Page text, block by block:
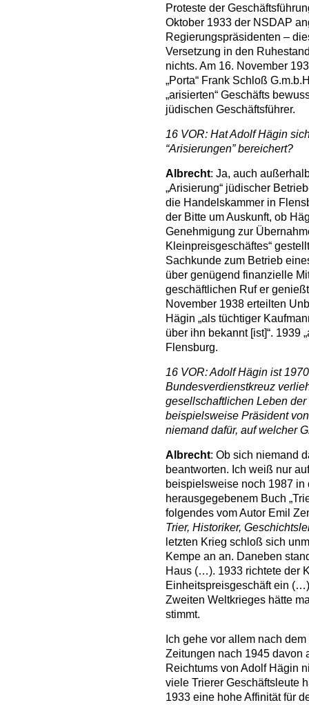
Proteste der
Oktober 1933 der NSDAP
Regierungspräsidenten –
Versetzung in den
nichts. Am 16. November
„Porta“ Frank Schloß
„arisierten“ Geschäfts
jüdischen Geschäftsführer.
16 VOR: Hat Adolf Hägin
“Arisierungen” bereichert?
Albrecht: Ja, auch
„Arisierung“ jüdischer
die Handelskammer in
der Bitte um Auskunft, ob
Genehmigung zur
Kleinpreisgeschäftes“
Sachkunde zum Betrieb
über genügend finanzielle
geschäftlichen Ruf er
November 1938 erteilten
Hägin „als tüchtiger
über ihn bekannt [ist]“. 1939
Flensburg.
16 VOR: Adolf Hägin ist
Bundesverdienstkreuz
gesellschaftlichen Leben
beispielsweise Präsident
niemand dafür, auf welcher
Albrecht: Ob sich niemand
beantworten. Ich weiß nur
beispielsweise noch 1987
herausgegebenem Buch
folgendes vom Autor Emil
Trier, Historiker,
letzten Krieg schloß sich
Kempe an an. Daneben
Haus (…). 1933 richtete der
Einheitspreisgeschäft ein
Zweiten Weltkrieges hätte
stimmt.
Ich gehe vor allem nach
Zeitungen nach 1945 davon
Reichtums von Adolf Hägin
viele Trierer Geschäftsleute
1933 eine hohe Affinität für